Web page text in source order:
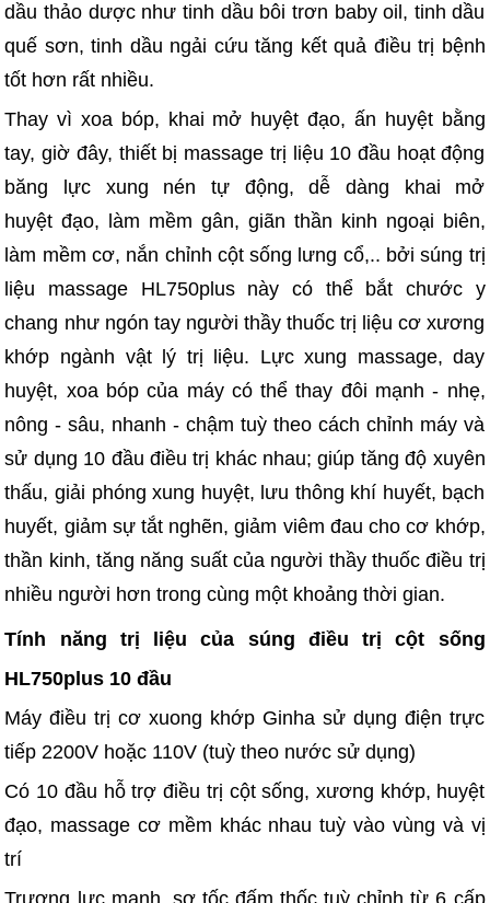
dầu thảo dược như tinh dầu bôi trơn baby oil, tinh dầu
quế sơn, tinh dầu ngải cứu tăng kết quả điều trị bệnh
tốt hơn rất nhiều.
Thay vì xoa bóp, khai mở huyệt đạo, ấn huyệt bằng
tay, giờ đây, thiết bị massage trị liệu 10 đầu hoạt động
băng lực xung nén tự động, dễ dàng khai mở
huyệt đạo, làm mềm gân, giãn thần kinh ngoại biên,
làm mềm cơ, nắn chỉnh cột sống lưng cổ,.. bởi súng trị
liệu massage HL750plus này có thể bắt chước y
chang như ngón tay người thầy thuốc trị liệu cơ xương
khớp ngành vật lý trị liệu. Lực xung massage, day
huyệt, xoa bóp của máy có thể thay đôi mạnh - nhẹ,
nông - sâu, nhanh - chậm tuỳ theo cách chỉnh máy và
sử dụng 10 đầu điều trị khác nhau; giúp tăng độ xuyên
thấu, giải phóng xung huyệt, lưu thông khí huyết, bạch
huyết, giảm sự tắt nghẽn, giảm viêm đau cho cơ khớp,
thần kinh, tăng năng suất của người thầy thuốc điều trị
nhiều người hơn trong cùng một khoảng thời gian.
Tính năng trị liệu của súng điều trị cột sống
HL750plus 10 đầu
Máy điều trị cơ xuong khớp Ginha sử dụng điện trực
tiếp 2200V hoặc 110V (tuỳ theo nước sử dụng)
Có 10 đầu hỗ trợ điều trị cột sống, xương khớp, huyệt
đạo, massage cơ mềm khác nhau tuỳ vào vùng và vị
trí